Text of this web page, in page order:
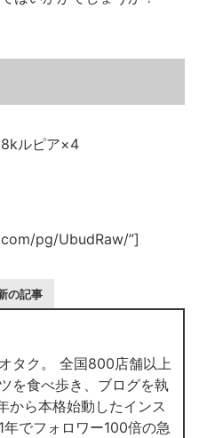
ルピア×4
pg/UbudRaw/”]
の記事
タク。 全国800店舗以上
を食べ歩き、ブログを執
から本格始動したインス
年でフォロワー100倍の急